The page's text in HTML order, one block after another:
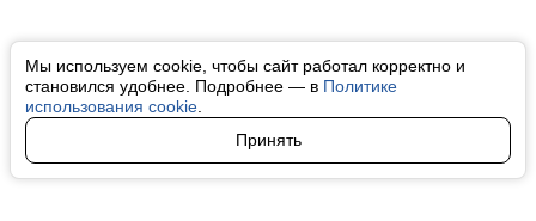
Мы используем cookie, чтобы сайт работал корректно и
становился удобнее. Подробнее — в Политике
использования cookie
Принять